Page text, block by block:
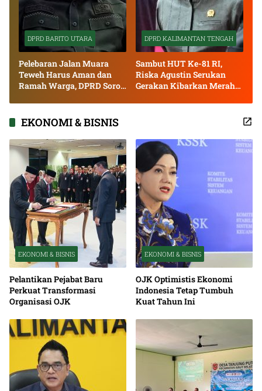
DPRD BARITO UTARA
Pelebaran Jalan Muara
Teweh Harus Aman dan
Ramah Warga, DPRD Soroti
DPRD KALIMANTAN TENGAH
Sambut HUT Ke-81 RI,
Riska Agustin Serukan
Gerakan Kibarkan Merah
EKONOMI & BISNIS
EKONOMI & BISNIS
Pelantikan Pejabat Baru
Perkuat Transformasi
Organisasi OJK
EKONOMI & BISNIS
OJK Optimistis Ekonomi
Indonesia Tetap Tumbuh
Kuat Tahun Ini